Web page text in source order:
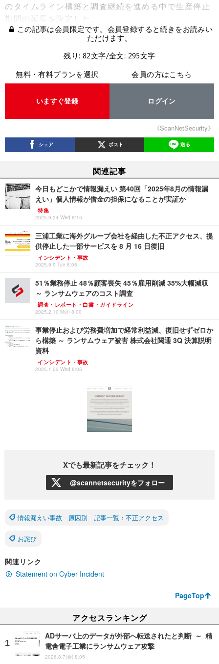
のタイムライン構築と調査継続を進める中で生産停止
期間の延長を決定した。
この記事は会員限定です。会員登録すると続きをお読みい
ただけます。
残り: 82文字/全文: 295文字
無料・有料プランを選択
いますぐ登録
会員の方はこちら
ログイン
《ScanNetSecurity》
シェア ポスト 送る
関連記事
今日もどこかで情報漏えい 第40回「2025年8月の情報漏
えい」個人情報が借金の担保になることが実証か
特集
2025.9.24 Wed 8:15
三浦工業に海外グループ会社を経由した不正アクセス、提
供停止した一部サービスを 8 月 16 日復旧
インシデント・事故
2025.9.9 Tue 8:05
51％業務停止 48％顧客喪失 45％雇用削減 35%大幅減収
～ ランサムウェアのコスト調査
調査・レポート・白書・ガイドライン
2025.2.10 Mon 8:00
事業停止および労務費増加で経常利益減、復旧せずゼロか
ら構築 ～ ランサムウェア被害 株式会社関通 3Q 決算説明
資料
インシデント・事故
2025.1.22 Wed 8:05
Xでも最新記事をチェック！
@scannetsecurityをフォロー
情報漏えい事故 原因別 記事一覧：不正アクセス
お詫び
関連リンク
Statement on Cyber Incident
PageTop
アクセスランキング
ADサーバ上のデータが外部へ転送されたと判断 ～ 精
電舎電子工業にランサムウェア攻撃
2026.8.7(金) 8:05